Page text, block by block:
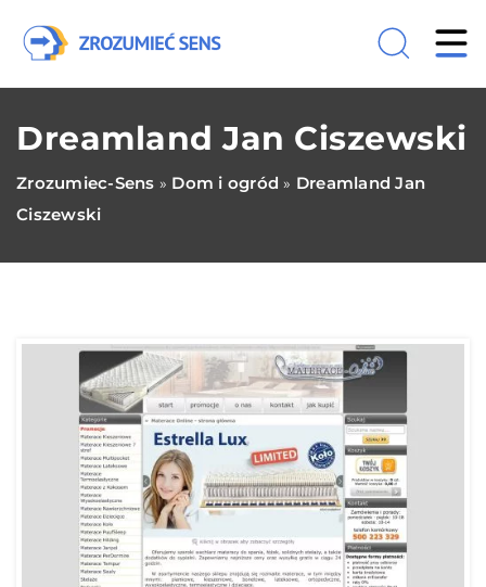
Dreamland Jan Ciszewski
Zrozumiec-Sens » Dom i ogród » Dreamland Jan
Ciszewski